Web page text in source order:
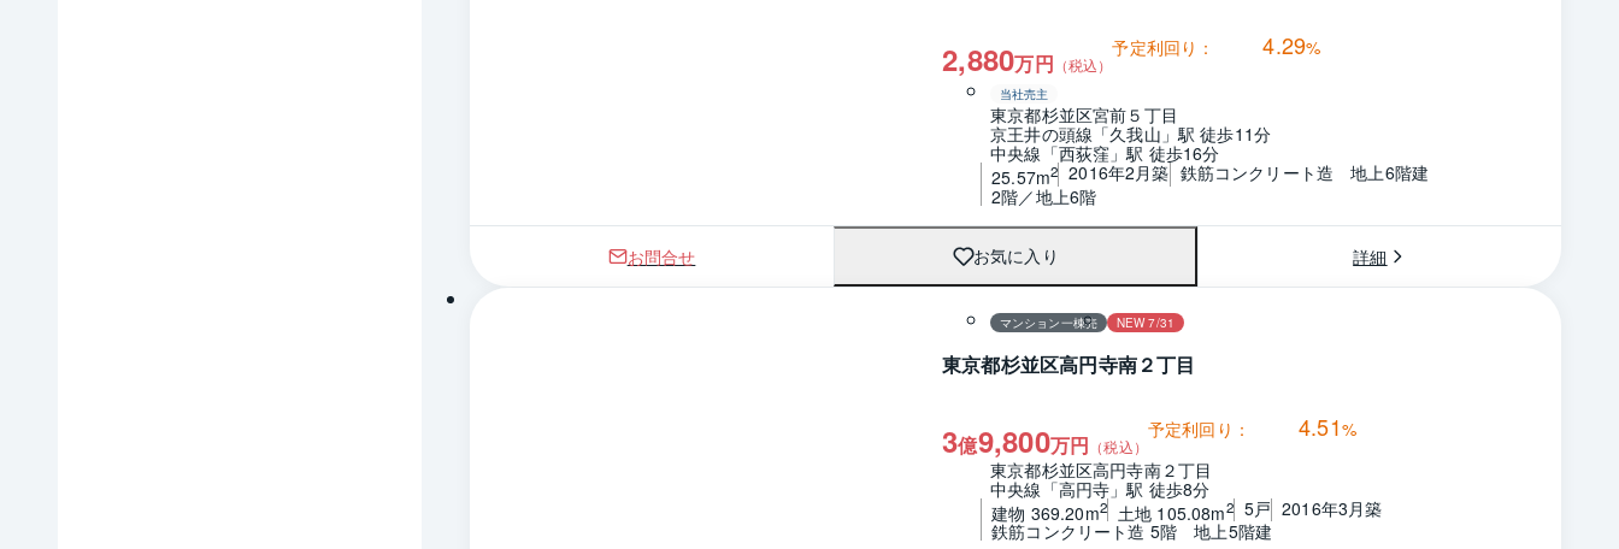
2,880万円 （税込）
予定利回り： 4.29%
当社売主
東京都杉並区宮前５丁目
京王井の頭線「久我山」駅 徒歩11分
中央線「西荻窪」駅 徒歩16分
25.57m2 2016年2月築 鉄筋コンクリート造　地上6階建
2階／地上6階
お問合せ お気に入り 詳細
マンション一棟売 NEW 7/31
東京都杉並区高円寺南２丁目
3億9,800万円 （税込）
予定利回り： 4.51%
東京都杉並区高円寺南２丁目
中央線「高円寺」駅 徒歩8分
建物 369.20m2 土地 105.08m2 5戸 2016年3月築
鉄筋コンクリート造 5階　地上5階建